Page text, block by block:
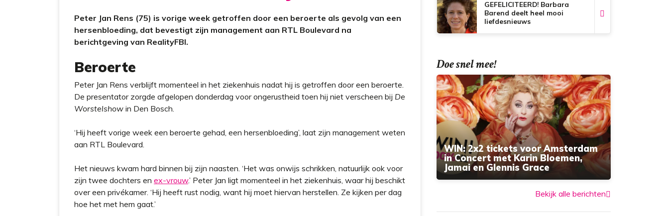
Peter Jan Rens (75) is vorige week getroffen door een beroerte als gevolg van een
hersenbloeding, dat bevestigt zijn management aan RTL Boulevard na
berichtgeving van RealityFBI.
Beroerte
Peter Jan Rens verblijft momenteel in het ziekenhuis nadat hij is getroffen door een beroerte.
De presentator zorgde afgelopen donderdag voor ongerustheid toen hij niet verscheen bij De
Worstelshow in Den Bosch.
‘Hij heeft vorige week een beroerte gehad, een hersenbloeding’, laat zijn management weten
aan RTL Boulevard.
Het nieuws kwam hard binnen bij zijn naasten. ‘Het was onwijs schrikken, natuurlijk ook voor
zijn twee dochters en ex-vrouw.’ Peter Jan ligt momenteel in het ziekenhuis, waar hij beschikt
over een privékamer. ‘Hij heeft rust nodig, want hij moet hiervan herstellen. Ze kijken per dag
hoe het met hem gaat.’
GEFELICITEERD! Barbara
Barend deelt heel mooi
liefdesnieuws
Doe snel mee!
WIN: 2x2 tickets voor Amsterdam
in Concert met Karin Bloemen,
Jamai en Glennis Grace
Bekijk alle berichten